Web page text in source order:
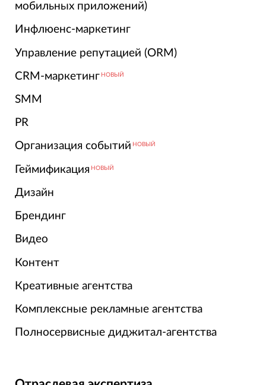
мобильных приложений)
Инфлюенс-маркетинг
Управление репутацией (ORM)
CRM-маркетинг НОВЫЙ
SMM
PR
Организация событий НОВЫЙ
Геймификация НОВЫЙ
Дизайн
Брендинг
Видео
Контент
Креативные агентства
Комплексные рекламные агентства
Полносервисные диджитал-агентства